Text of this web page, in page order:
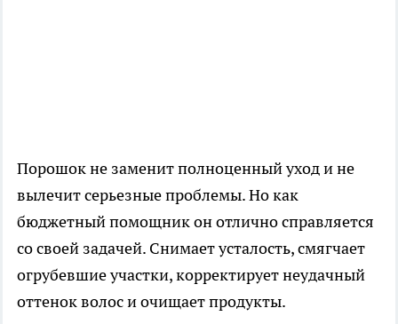
Порошок не заменит полноценный уход и не
вылечит серьезные проблемы. Но как
бюджетный помощник он отлично справляется
со своей задачей. Снимает усталость, смягчает
огрубевшие участки, корректирует неудачный
оттенок волос и очищает продукты.